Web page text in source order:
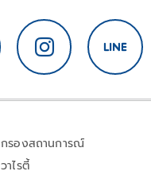
กรองสถานการณ์
วาไรตี้